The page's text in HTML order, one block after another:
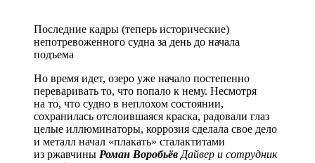
Последние кадры (теперь исторические)
непотревоженного судна за день до начала
подъема
Но время идет, озеро уже начало постепенно
переваривать то, что попало к нему. Несмотря
на то, что судно в неплохом состоянии,
сохранилась отслоившаяся краска, радовали глаз
целые иллюминаторы, коррозия сделала свое дело
и металл начал «плакать» сталактитами
из ржавчины Роман Воробьёв Дайвер и сотрудник